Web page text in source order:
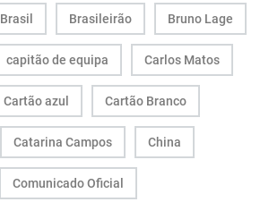
Brasil Brasileirão Bruno Lage
capitão de equipa Carlos Matos
Cartão azul Cartão Branco
Catarina Campos China
Comunicado Oficial